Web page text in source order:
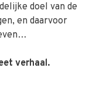
doel van de
en daarvoor
verhaal.